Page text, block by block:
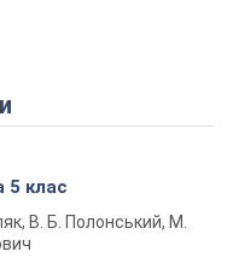
5 клас
В. Б. Полонський, М.